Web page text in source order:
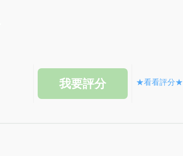
★看看評分★